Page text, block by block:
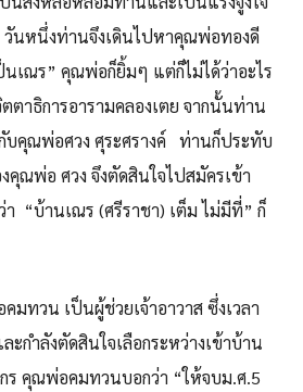
วันหนึ่งท่านจึงเดินไปหาคุณพ่อทองดี
นเณร” คุณพ่อก็ยิ้มๆ แต่ก็ไม่ได้ว่าอะไร
าธิการอารามคลองเตย จากนั้นท่าน
บคุณพ่อศวง ศุระศรางค์ ท่านก็ประทับ
คุณพ่อ ศวง จึงตัดสินใจไปสมัครเข้า
“บ้านเณร (ศรีราชา) เต็ม ไม่มีที่” ก็
ทวน เป็นผู้ช่วยเจ้าอาวาส ซึ่งเวลา
กำลังตัดสินใจเลือกระหว่างเข้าบ้าน
ร คุณพ่อคมทวนบอกว่า “ให้จบม.ศ.5